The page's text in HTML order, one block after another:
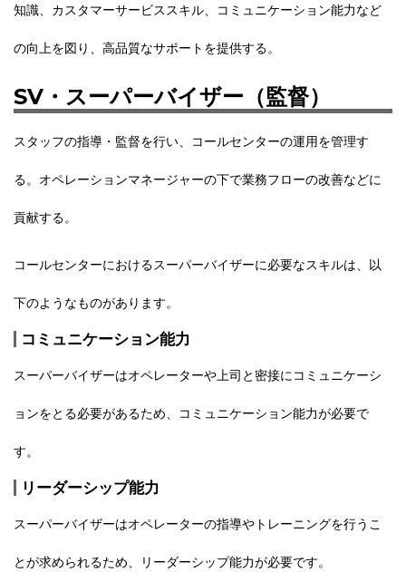
知識、カスタマーサービススキル、コミュニケーション能力など
の向上を図り、高品質なサポートを提供する。
SV・スーパーバイザー（監督）
スタッフの指導・監督を行い、 コールセンターの運用を管理す
る。オペレーションマネージャーの下で業務フローの改善などに
貢献する。
コールセンターにおけるスーパーバイザーに必要なスキルは、以
下のようなものがあります。
コミュニケーション能力
スーパーバイザーはオペレーターや上司と密接にコミュニケーシ
ョンをとる必要があるため、コミュニケーション能力が必要で
す。
リーダーシップ能力
スーパーバイザーはオペレーターの指導やトレーニングを行うこ
とが求められるため、リーダーシップ能力が必要です。